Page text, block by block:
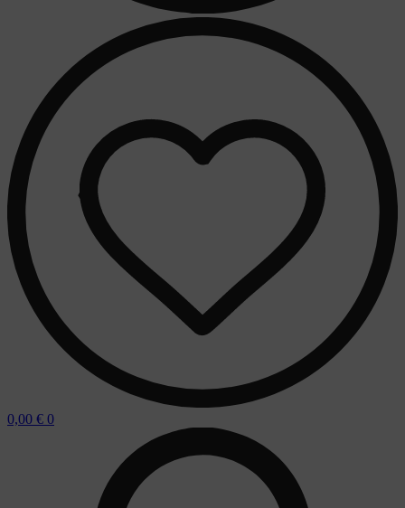
0,00 € 0